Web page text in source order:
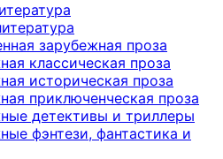
зарубежная проза
классическая проза
историческая проза
приключенческая проза
детективы и триллеры
фэнтези, фантастика и